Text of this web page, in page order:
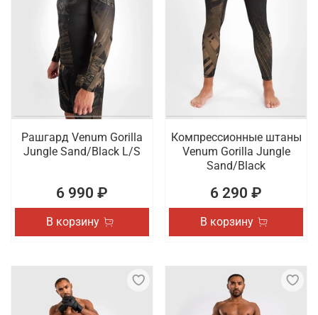
Рашгард Venum Gorilla
Jungle Sand/Black L/S
6 990 ₽
В корзину
Компрессионные штаны
Venum Gorilla Jungle
Sand/Black
6 290 ₽
В корзину